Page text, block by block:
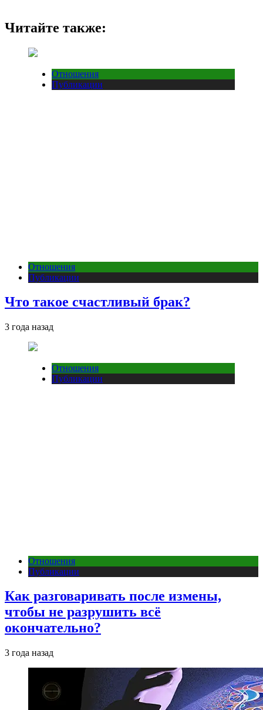
Читайте также:
Отношения
Публикации
Отношения
Публикации
Что такое счастливый брак?
3 года назад
Отношения
Публикации
Отношения
Публикации
Как разговаривать после измены,
чтобы не разрушить всё
окончательно?
3 года назад